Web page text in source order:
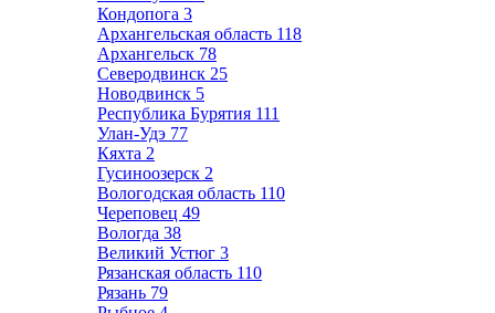
Кондопога 3
Архангельская область 118
Архангельск 78
Северодвинск 25
Новодвинск 5
Республика Бурятия 111
Улан-Удэ 77
Кяхта 2
Гусиноозерск 2
Вологодская область 110
Череповец 49
Вологда 38
Великий Устюг 3
Рязанская область 110
Рязань 79